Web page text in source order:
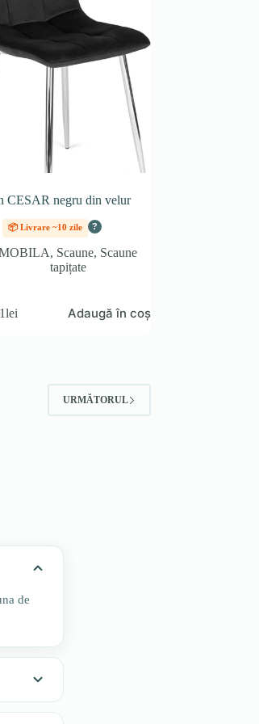
CESAR negru din velur
📦 Livrare ~10 zile ?
, Scaune, Scaune
tapițate
lei Adaugă în coș
URMĂTORUL
de